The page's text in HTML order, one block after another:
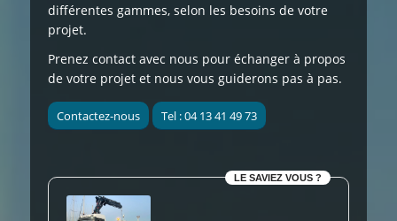
différentes gammes, selon les besoins de votre
projet.
Prenez contact avec nous pour échanger à propos
de votre projet et nous vous guiderons pas à pas.
Contactez-nous Tel : 04 13 41 49 73
LE SAVIEZ VOUS ?